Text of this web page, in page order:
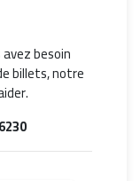
besoin
billets, notre